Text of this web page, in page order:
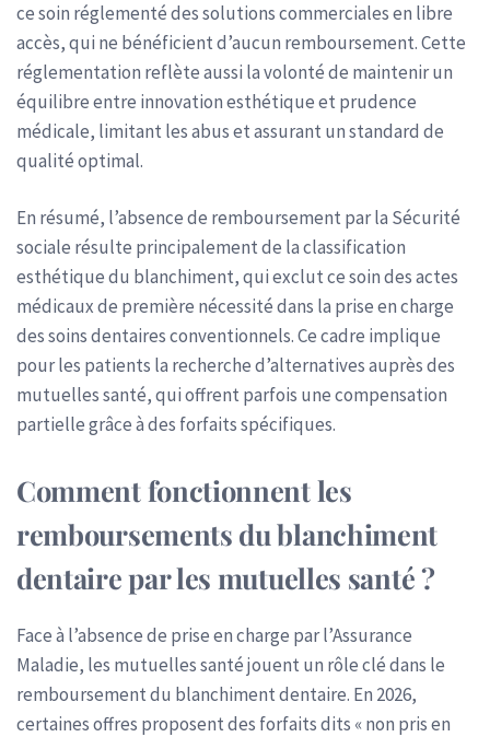
ce soin réglementé des solutions commerciales en libre
accès, qui ne bénéficient d’aucun remboursement. Cette
réglementation reflète aussi la volonté de maintenir un
équilibre entre innovation esthétique et prudence
médicale, limitant les abus et assurant un standard de
qualité optimal.
En résumé, l’absence de remboursement par la Sécurité
sociale résulte principalement de la classification
esthétique du blanchiment, qui exclut ce soin des actes
médicaux de première nécessité dans la prise en charge
des soins dentaires conventionnels. Ce cadre implique
pour les patients la recherche d’alternatives auprès des
mutuelles santé, qui offrent parfois une compensation
partielle grâce à des forfaits spécifiques.
Comment fonctionnent les
remboursements du blanchiment
dentaire par les mutuelles santé ?
Face à l’absence de prise en charge par l’Assurance
Maladie, les mutuelles santé jouent un rôle clé dans le
remboursement du blanchiment dentaire. En 2026,
certaines offres proposent des forfaits dits « non pris en